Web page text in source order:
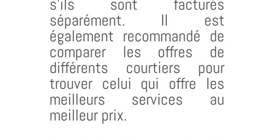
s’ils sont facturés
séparément. Il est
également recommandé de
comparer les offres de
différents courtiers pour
trouver celui qui offre les
meilleurs services au
meilleur prix.